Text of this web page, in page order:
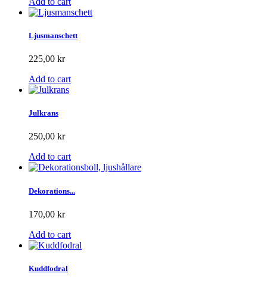
Ljusmanschett
225,00 kr
Add to cart
Julkrans
250,00 kr
Add to cart
Dekorations...
170,00 kr
Add to cart
Kuddfodral